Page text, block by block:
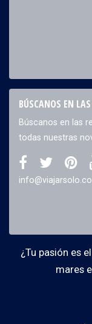
BÚSCANOS EN LAS
Búscanos en las
todas nuestras
¿Tu pasión es
mares